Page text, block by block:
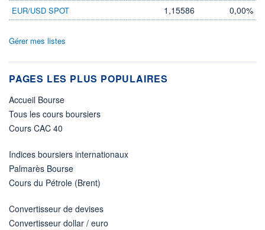
EUR/USD SPOT 1,15586 0,00%
Gérer mes listes
PAGES LES PLUS POPULAIRES
Accueil Bourse
Tous les cours boursiers
Cours CAC 40
Indices boursiers internationaux
Palmarès Bourse
Cours du Pétrole (Brent)
Convertisseur de devises
Convertisseur dollar / euro